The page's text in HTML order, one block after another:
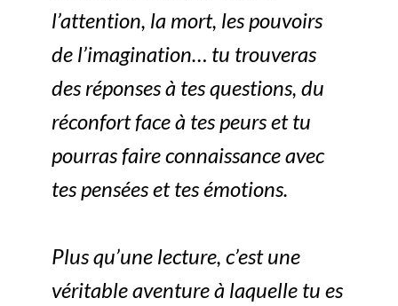
l’attention, la mort, les pouvoirs
de l’imagination… tu trouveras
des réponses à tes questions, du
réconfort face à tes peurs et tu
pourras faire connaissance avec
tes pensées et tes émotions.
Plus qu’une lecture, c’est une
véritable aventure à laquelle tu es